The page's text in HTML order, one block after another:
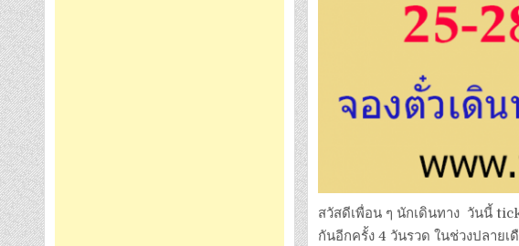
สวัสดีเพื่อน ๆ นักเดินทาง วันนี้
กันอีกครั้ง 4 วันรวด ในช่วงปลาย